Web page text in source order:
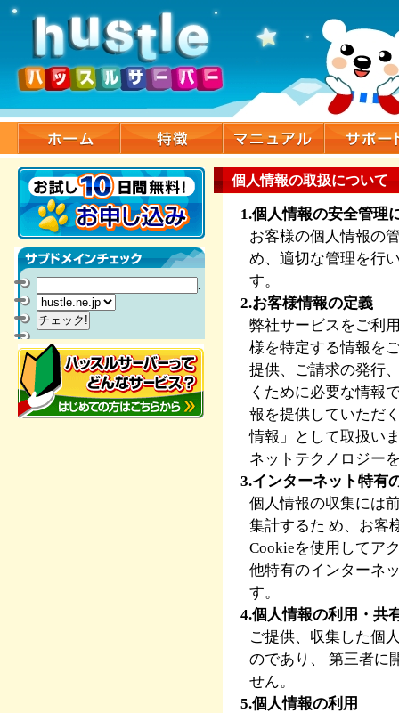
.
個人情報の取扱について
1.個人情報の安全管理
お客様の個人情報の
め、適切な管理を行
す。
2.お客様情報の定義
弊社サービスをご利
様を特定する情報を
提供、ご請求の発行
くために必要な情報
報を提供していただ
情報」として取扱い
ネットテクノロジー
3.インターネット特有
個人情報の収集には
集計するた め、お客
Cookieを使用してア
他特有のインターネ
す。
4.個人情報の利用・共
ご提供、収集した個
のであり、 第三者に
せん。
5.個人情報の利用